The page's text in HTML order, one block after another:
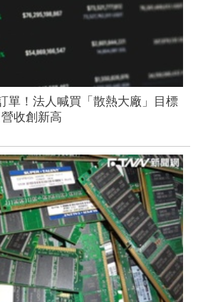
單！法人喊買「散熱大廠」目標
收創新高